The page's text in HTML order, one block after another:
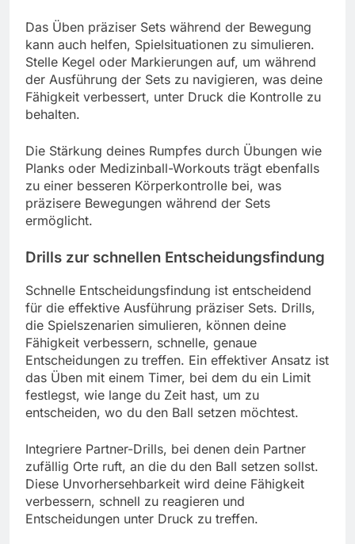
Das Üben präziser Sets während der Bewegung
kann auch helfen, Spielsituationen zu simulieren.
Stelle Kegel oder Markierungen auf, um während
der Ausführung der Sets zu navigieren, was deine
Fähigkeit verbessert, unter Druck die Kontrolle zu
behalten.
Die Stärkung deines Rumpfes durch Übungen wie
Planks oder Medizinball-Workouts trägt ebenfalls
zu einer besseren Körperkontrolle bei, was
präzisere Bewegungen während der Sets
ermöglicht.
Drills zur schnellen Entscheidungsfindung
Schnelle Entscheidungsfindung ist entscheidend
für die effektive Ausführung präziser Sets. Drills,
die Spielszenarien simulieren, können deine
Fähigkeit verbessern, schnelle, genaue
Entscheidungen zu treffen. Ein effektiver Ansatz ist
das Üben mit einem Timer, bei dem du ein Limit
festlegst, wie lange du Zeit hast, um zu
entscheiden, wo du den Ball setzen möchtest.
Integriere Partner-Drills, bei denen dein Partner
zufällig Orte ruft, an die du den Ball setzen sollst.
Diese Unvorhersehbarkeit wird deine Fähigkeit
verbessern, schnell zu reagieren und
Entscheidungen unter Druck zu treffen.